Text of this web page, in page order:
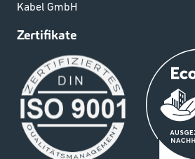
Kabel GmbH
Zertifikate